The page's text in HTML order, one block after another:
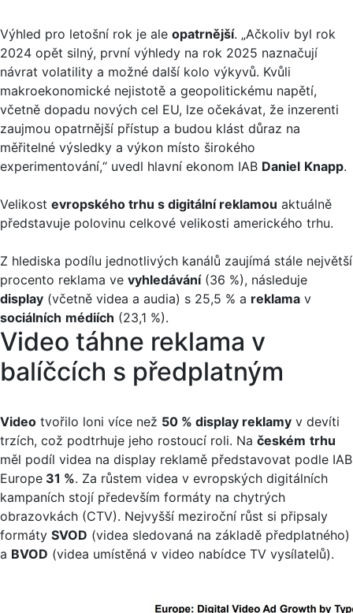
Výhled pro letošní rok je ale opatrnější. „Ačkoliv byl rok
2024 opět silný, první výhledy na rok 2025 naznačují
návrat volatility a možné další kolo výkyvů. Kvůli
makroekonomické nejistotě a geopolitickému napětí,
včetně dopadu nových cel EU, lze očekávat, že inzerenti
zaujmou opatrnější přístup a budou klást důraz na
měřitelné výsledky a výkon místo širokého
experimentování,“ uvedl hlavní ekonom IAB Daniel Knapp.
Velikost evropského trhu s digitální reklamou aktuálně
představuje polovinu celkové velikosti amerického trhu.
Z hlediska podílu jednotlivých kanálů zaujímá stále největší
procento reklama ve vyhledávání(36 %), následuje
display (včetně videa a audia) s 25,5 % a reklama v
sociálních médiích (23,1 %).
Video táhne reklama v
balíčcích s předplatným
Video tvořilo loni více než 50 % display reklamy v devíti
trzích, což podtrhuje jeho rostoucí roli. Na českém trhu
měl podíl videa na display reklamě představovat podle IAB
Europe 31 %. Za růstem videa v evropských digitálních
kampaních stojí především formáty na chytrých
obrazovkách (CTV). Nejvyšší meziroční růst si připsaly
formáty SVOD (videa sledovaná na základě předplatného)
a BVOD (videa umístěná v video nabídce TV vysílatelů).